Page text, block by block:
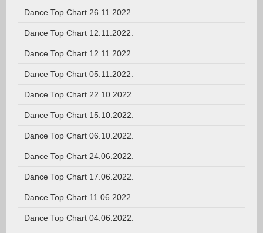
Dance Top Chart 26.11.2022.
Dance Top Chart 12.11.2022.
Dance Top Chart 12.11.2022.
Dance Top Chart 05.11.2022.
Dance Top Chart 22.10.2022.
Dance Top Chart 15.10.2022.
Dance Top Chart 06.10.2022.
Dance Top Chart 24.06.2022.
Dance Top Chart 17.06.2022.
Dance Top Chart 11.06.2022.
Dance Top Chart 04.06.2022.